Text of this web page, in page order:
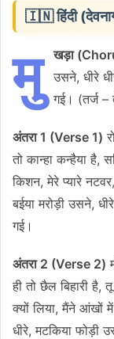
🇮🇳 हिंदी
मु खड़ा
उसने, धीरे
गई। (तर्ज –
अंतरा 1 (Verse 1)
तो कान्हा कन्हैया है,
किशन, मेरे प्यारे
बईया मरोड़ी उसने,
गई।
अंतरा 2 (Verse 2)
ही तो छैल बिहारी है,
क्यों लिया, मैंने आंखों
धीरे, मटकिया फोड़ी